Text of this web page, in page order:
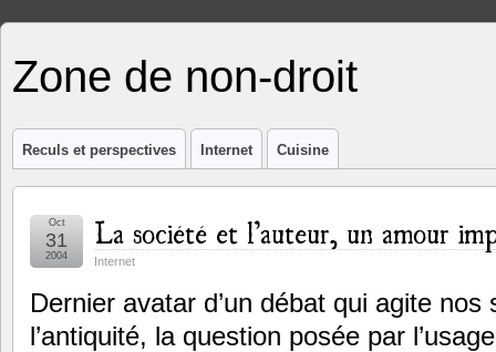
Zone de non-droit
Reculs et perspectives Internet Cuisine
La société et l’auteur, un amour
Internet
Oct
31
2004
Dernier avatar d’un débat qui agite nos
l’antiquité, la question posée par